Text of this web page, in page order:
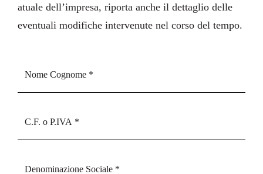
atuale dell’impresa, riporta anche il dettaglio delle
eventuali modifiche intervenute nel corso del tempo.